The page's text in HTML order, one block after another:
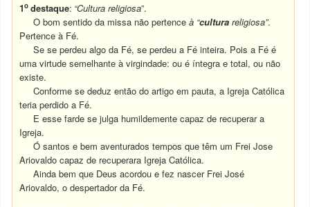
1o destaque: “Cultura religiosa”.
O bom sentido da missa não pertenceà “cultura religiosa”.
Pertence à Fé.
Se se perdeu algo da Fé, se perdeu a Fé inteira. Pois a Fé é
uma virtude semelhante à virgindade: ou é íntegra e total, ou não
existe.
Conforme se deduz então do artigo em pauta, a Igreja Católica
teria perdido a Fé.
E esse farde se julga humildemente capaz de recuperar a
Igreja.
Ó santos e bem aventurados tempos que têm um Frei Jose
Ariovaldo capaz de recuperara Igreja Católica.
Ainda bem que Deus acordou e fez nascer Frei José
Ariovaldo, o despertador da Fé.